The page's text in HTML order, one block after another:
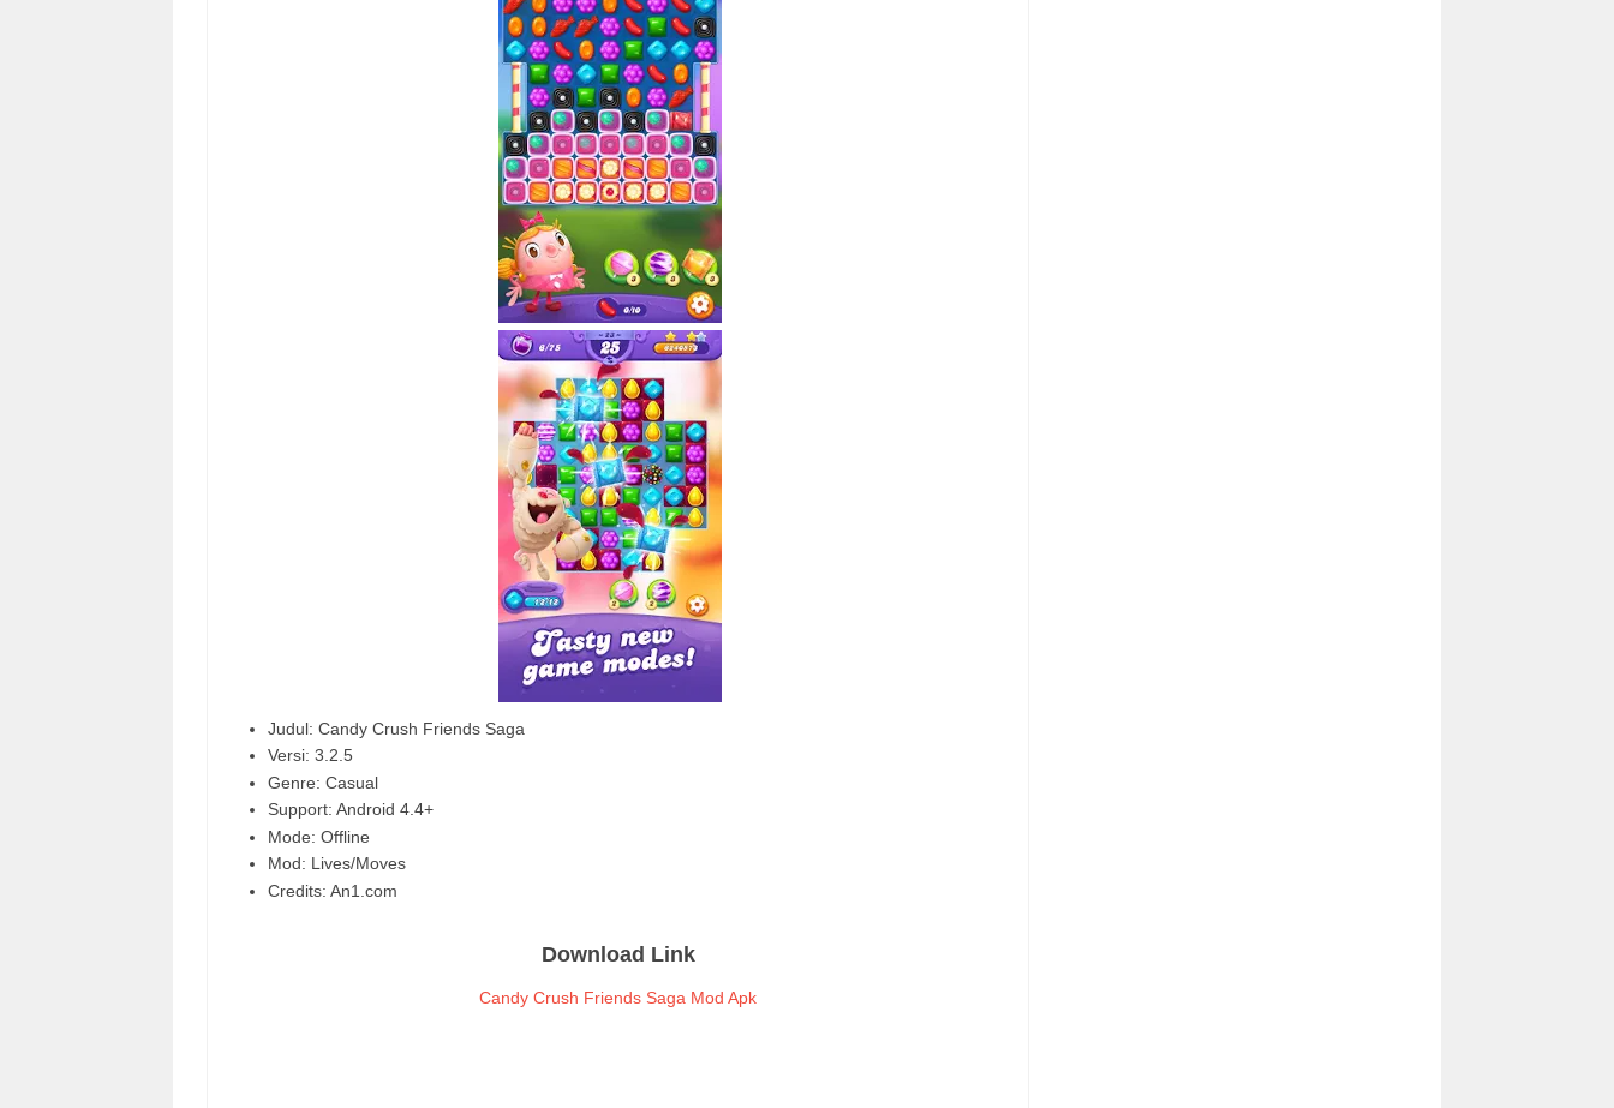
Judul: Candy Crush Friends Saga
Versi: 3.2.5
Genre: Casual
Support: Android 4.4+
Mode: Offline
Mod: Lives/Moves
Credits: An1.com
Download Link
Candy Crush Friends Saga Mod Apk